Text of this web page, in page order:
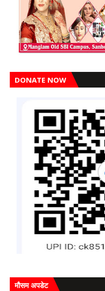
DONATE NOW
मौसम अपडेट